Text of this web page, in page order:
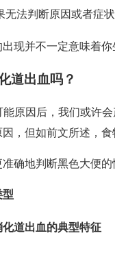
无法判断原因或者症
现并不一定意味着
道出血吗？
原因后，我们或许
，但如前文所述，
确地判断黑色大便
型
化道出血的典型特征